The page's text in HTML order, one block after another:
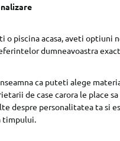
o piscina acasa, aveti optiuni
dumneavoastra
ca puteti alege
de case carora le place
despre personalitatea ta si
timpului.